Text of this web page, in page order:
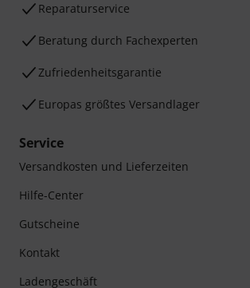
Reparaturservice
Beratung durch Fachexperten
Zufriedenheitsgarantie
Europas größtes Versandlager
Service
Versandkosten und Lieferzeiten
Hilfe-Center
Gutscheine
Kontakt
Ladengeschäft